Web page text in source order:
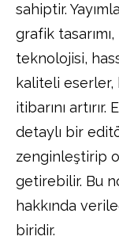
sahiptir.
grafik
teknolojisi,
kaliteli eserler,
itibarını
detaylı bir
zenginleştirip
getirebilir. Bu
hakkında
biridir.